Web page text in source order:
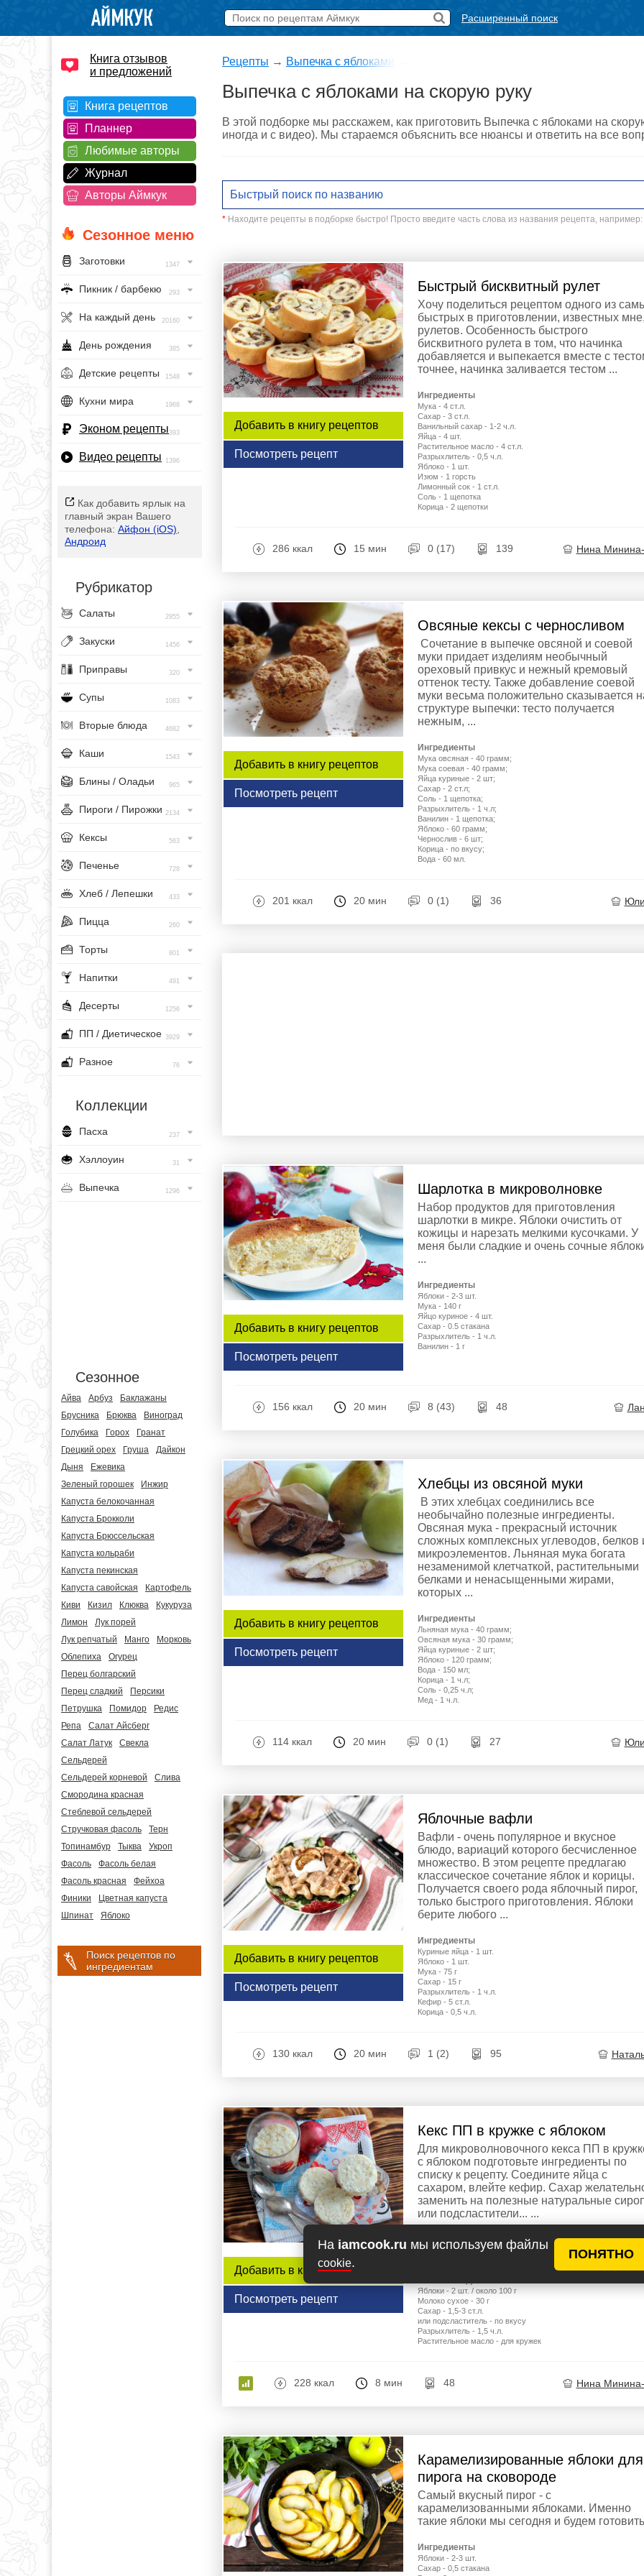
На iamcook.ru мы используем файлы
cookie.
ПОНЯТНО
Расширенный поиск
Книга отзывов
и предложений
Книга рецептов
Планнер
Любимые авторы
Журнал
Авторы Аймкук
Сезонное меню
Заготовки 1347
Пикник / барбекю 293
На каждый день 20160
День рождения 385
Детские рецепты 1548
Кухни мира 1968
Эконом рецепты393
Видео рецепты 1396
Как добавить ярлык на
главный экран Вашего
телефона: Айфон (iOS)
Андроид
Рубрикатор
Салаты 2955
Закуски 1456
Приправы 320
Супы 1083
Вторые блюда 4682
Каши 1543
Блины / Оладьи 965
Пироги / Пирожки 2134
Кексы 563
Печенье 728
Хлеб / Лепешки 433
Пицца 260
Торты 801
Напитки 491
Десерты 1256
ПП / Диетическое 3929
Разное 76
Коллекции
Пасха 237
Хэллоуин 31
Выпечка 1296
Сезонное
Айва Арбуз
Баклажаны
Брусника
Брюква
Виноград
Голубика
Горох
Гранат
Грецкий орех
Груша
Дайкон
Дыня
Ежевика
Зеленый горошек
Инжир
Капуста белокочанная
Капуста Брокколи
Капуста Брюссельская
Капуста кольраби
Капуста пекинская
Капуста савойская
Картофель
Киви
Кизил Клюква
Кукуруза
Лимон
Лук порей
Лук репчатый
Манго
Морковь
Облепиха
Огурец
Перец болгарский
Перец сладкий
Персики
Петрушка
Помидор
Редис
Репа
Салат Айсберг
Салат Латук
Свекла
Сельдерей
Сельдерей корневой
Слива
Смородина красная
Стеблевой сельдерей
Стручковая фасоль
Терн
Топинамбур
Тыква
Укроп
Фасоль
Фасоль белая
Фасоль красная
Фейхоа
Финики
Цветная капуста
Шпинат
Яблоко
Поиск рецептов по
ингредиентам
Рецепты → Выпечка с яблоками
Выпечка с яблоками на скорую руку
В этой подборке мы расскажем, как приготовить Выпечка с яблоками на
иногда и с видео). Мы стараемся объяснить все нюансы и ответить на все
* Находите рецепты в подборке быстро! Просто введите часть слова из названия рецепта, например:
Добавить в книгу рецептов
Посмотреть рецепт
Быстрый бисквитный рулет
Хочу поделиться рецептом одного из
быстрых в приготовлении, известных
рулетов. Особенность быстрого
бисквитного рулета в том, что начинка
добавляется и выпекается вместе с
точнее, начинка заливается тестом ...
Ингредиенты
Мука - 4 ст.л.
Сахар - 3 ст.л.
Ванильный сахар - 1-2 ч.л.
Яйца - 4 шт.
Растительное масло - 4 ст.л.
Разрыхлитель - 0,5 ч.л.
Яблоко - 1 шт.
Изюм - 1 горсть
Лимонный сок - 1 ст.л.
Соль - 1 щепотка
Корица - 2 щепотки
286 ккал 15 мин 0 (17) 139 Нина
Добавить в книгу рецептов
Посмотреть рецепт
Овсяные кексы с черносливом
Сочетание в выпечке овсяной и соевой
муки придает изделиям необычный
ореховый привкус и нежный кремовый
оттенок тесту. Также добавление соевой
муки весьма положительно сказывается
структуре выпечки: тесто получается
нежным, ...
Ингредиенты
Мука овсяная - 40 грамм;
Мука соевая - 40 грамм;
Яйца куриные - 2 шт;
Сахар - 2 ст.л;
Соль - 1 щепотка;
Разрыхлитель - 1 ч.л;
Ванилин - 1 щепотка;
Яблоко - 60 грамм;
Чернослив - 6 шт;
Корица - по вкусу;
Вода - 60 мл.
201 ккал 20 мин 0 (1) 36
Добавить в книгу рецептов
Посмотреть рецепт
Шарлотка в микроволновке
Набор продуктов для приготовления
шарлотки в микре. Яблоки очистить от
кожицы и нарезать мелкими кусочками. У
меня были сладкие и очень сочные
...
Ингредиенты
Яблоки - 2-3 шт.
Мука - 140 г
Яйцо куриное - 4 шт.
Сахар - 0.5 стакана
Разрыхлитель - 1 ч.л.
Ванилин - 1 г
156 ккал 20 мин 8 (43) 48
Добавить в книгу рецептов
Посмотреть рецепт
Хлебцы из овсяной муки
В этих хлебцах соединились все
необычайно полезные ингредиенты.
Овсяная мука - прекрасный источник
сложных комплексных углеводов, белков
микроэлементов. Льняная мука богата
незаменимой клетчаткой, растительными
белками и ненасыщенными жирами,
которых ...
Ингредиенты
Льняная мука - 40 грамм;
Овсяная мука - 30 грамм;
Яйца куриные - 2 шт;
Яблоко - 120 грамм;
Вода - 150 мл;
Корица - 1 ч.л;
Соль - 0,25 ч.л;
Мед - 1 ч.л.
114 ккал 20 мин 0 (1) 27
Добавить в книгу рецептов
Посмотреть рецепт
Яблочные вафли
Вафли - очень популярное и вкусное
блюдо, вариаций которого бесчисленное
множество. В этом рецепте предлагаю
классическое сочетание яблок и корицы.
Получается своего рода яблочный пирог,
только быстрого приготовления. Яблоки
берите любого ...
Ингредиенты
Куриные яйца - 1 шт.
Яблоко - 1 шт.
Мука - 75 г
Сахар - 15 г
Разрыхлитель - 1 ч.л.
Кефир - 5 ст.л.
Корица - 0,5 ч.л.
130 ккал 20 мин 1 (2) 95
Добавить в книгу рецептов
Посмотреть рецепт
Кекс ПП в кружке с яблоком
Для микроволновочного кекса ПП в
с яблоком подготовьте ингредиенты по
списку к рецепту. Соедините яйца с
сахаром, влейте кефир. Сахар
заменить на полезные натуральные
или подсластители... ...
Ингредиенты
Рисовая мука - 60 г
Яблоки - 2 шт. / около 100 г
Молоко сухое - 30 г
Сахар - 1,5-3 ст.л.
или подсластитель - по вкусу
Разрыхлитель - 1,5 ч.л.
Растительное масло - для кружек
228 ккал 8 мин 48 Нина
Карамелизированные яблоки для
пирога на сковороде
Самый вкусный пирог - с
карамелизованными яблоками. Именно
такие яблоки мы сегодня и будем
Ингредиенты
Яблоки - 2-3 шт.
Сахар - 0,5 стакана